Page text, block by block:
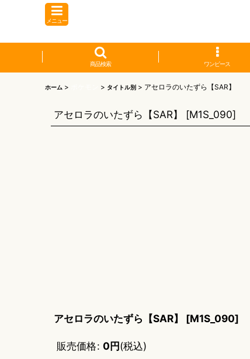
メニュー
商品検索 ワンピース
ホーム > > タイトル別 > アセロラのいたずら【SAR】
アセロラのいたずら【SAR】 [M1S_090]
アセロラのいたずら【SAR】 [M1S_090]
販売価格: 0円(税込)